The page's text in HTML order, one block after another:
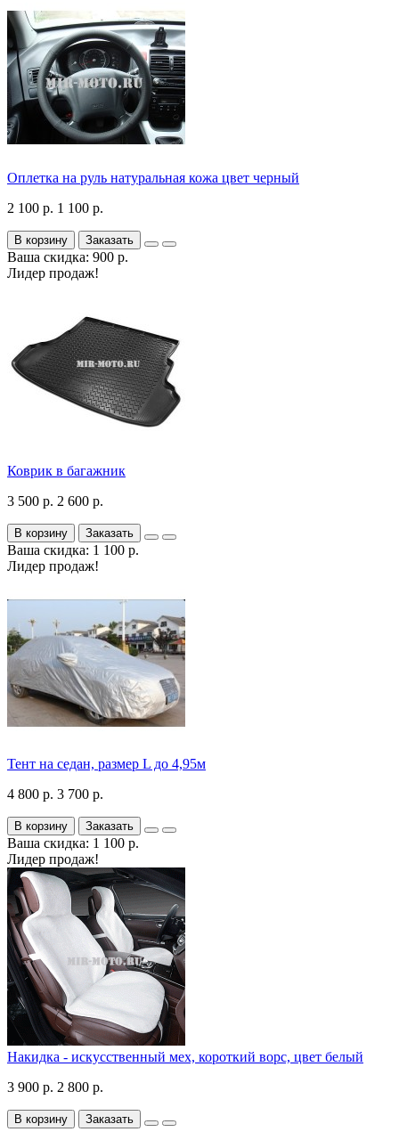
Оплетка на руль натуральная кожа цвет черный
2 100 р. 1 100 р.
В корзину Заказать
Ваша скидка: 900 р.
Лидер продаж!
Коврик в багажник
3 500 р. 2 600 р.
В корзину Заказать
Ваша скидка: 1 100 р.
Лидер продаж!
Тент на седан, размер L до 4,95м
4 800 р. 3 700 р.
В корзину Заказать
Ваша скидка: 1 100 р.
Лидер продаж!
Накидка - искусственный мех, короткий ворс, цвет белый
3 900 р. 2 800 р.
В корзину Заказать